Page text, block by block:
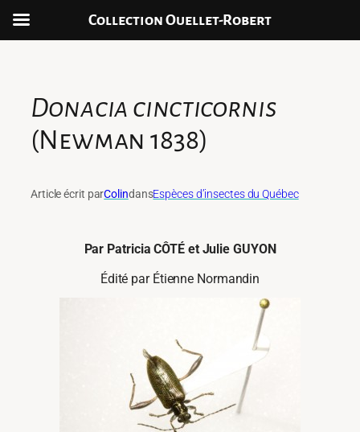
Donacia cincticornis
(Newman 1838)
Article écrit parColindansEspèces d’insectes du Québec
Par Patricia CÔTÉ et Julie GUYON
Édité par Étienne Normandin
Collection Ouellet-Robert